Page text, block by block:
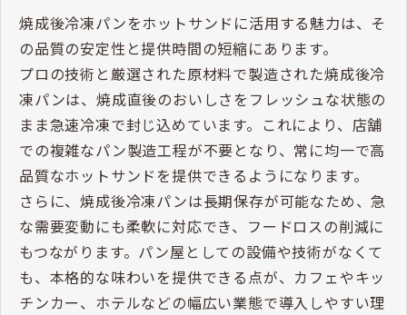
焼成後冷凍パンをホットサンドに活用する魅力は、そ
の品質の安定性と提供時間の短縮にあります。
プロの技術と厳選された原材料で製造された焼成後冷
凍パンは、焼成直後のおいしさをフレッシュな状態の
まま急速冷凍で封じ込めています。これにより、店舗
での複雑なパン製造工程が不要となり、常に均一で高
品質なホットサンドを提供できるようになります。
さらに、焼成後冷凍パンは長期保存が可能なため、急
な需要変動にも柔軟に対応でき、フードロスの削減に
もつながります。パン屋としての設備や技術がなくて
も、本格的な味わいを提供できる点が、カフェやキッ
チンカー、ホテルなどの幅広い業態で導入しやすい理